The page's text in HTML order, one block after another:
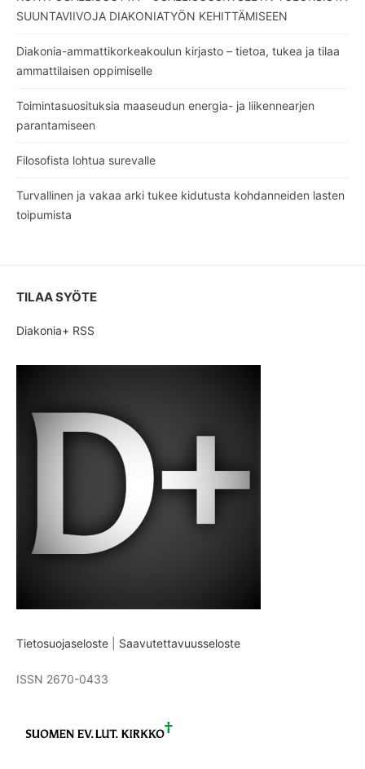
SUUNTAVIIVOJA DIAKONIATYÖN KEHITTÄMISEEN
Diakonia-ammattikorkeakoulun kirjasto – tietoa, tukea ja tilaa
ammattilaisen oppimiselle
Toimintasuosituksia maaseudun energia- ja liikennearjen
parantamiseen
Filosofista lohtua surevalle
Turvallinen ja vakaa arki tukee kidutusta kohdanneiden lasten
toipumista
TILAA SYÖTE
Diakonia+ RSS
Tietosuojaseloste Saavutettavuusseloste
ISSN 2670-0433